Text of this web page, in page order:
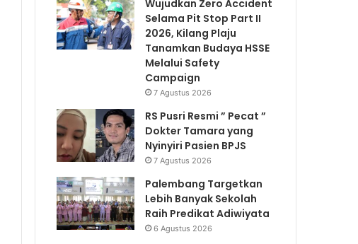
Wujudkan Zero Accident
Selama Pit Stop Part II
2026, Kilang Plaju
Tanamkan Budaya HSSE
Melalui Safety
Campaign
7 Agustus 2026
RS Pusri Resmi ” Pecat ”
Dokter Tamara yang
Nyinyiri Pasien BPJS
7 Agustus 2026
Palembang Targetkan
Lebih Banyak Sekolah
Raih Predikat Adiwiyata
6 Agustus 2026